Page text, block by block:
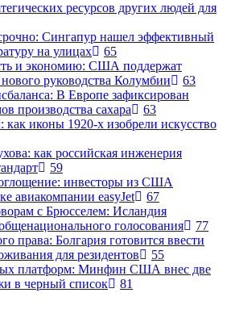
ресурсов других людей для
Сингапур нашел эффективный
на улицах
65
и экономию: США поддержат
руководства Колумбии
63
В Европе зафиксирован
производства сахара
63
иконы 1920-х изобрели искусство
как российская инженерия
59
инвесторы из США
авиакомпании easyJet
67
с Брюсселем: Исландия
голосования
77
права: Болгария готовится ввести
для резидентов
55
платформ: Минфин США внес две
в черный список
81